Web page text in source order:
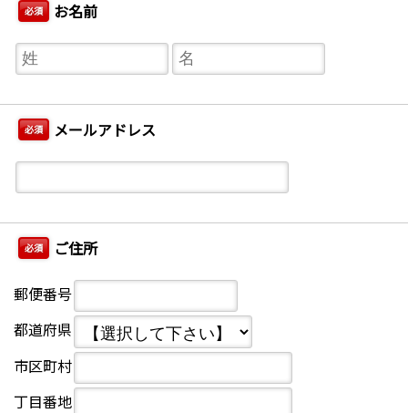
必須 お名前
必須 メールアドレス
必須 ご住所
郵便番号
都道府県
市区町村
丁目番地